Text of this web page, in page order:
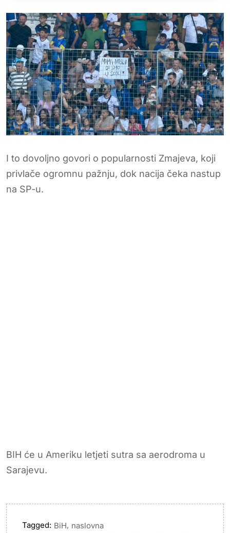
I to dovoljno govori o popularnosti Zmajeva, koji
privlače ogromnu pažnju, dok nacija čeka nastup
na SP-u.
BIH će u Ameriku letjeti sutra sa aerodroma u
Sarajevu.
Tagged: BiH, naslovna